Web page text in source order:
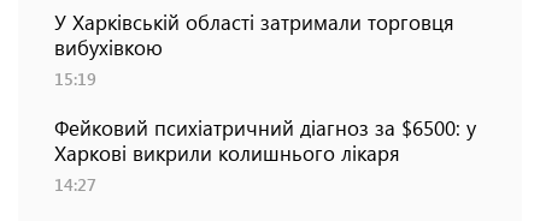
У Харківській області затримали торговця
вибухівкою
15:19
Фейковий психіатричний діагноз за $6500: у
Харкові викрили колишнього лікаря
14:27